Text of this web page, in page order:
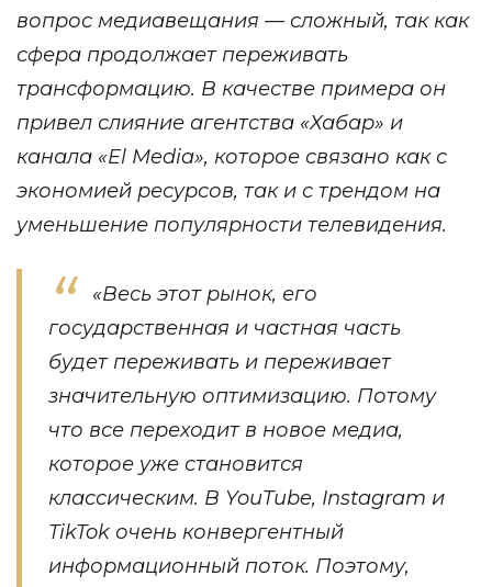
вопрос медиавещания — сложный, так как
сфера продолжает переживать
трансформацию. В качестве примера он
привел слияние агентства «Хабар» и
канала «El Media», которое связано как с
экономией ресурсов, так и с трендом на
уменьшение популярности телевидения.
«Весь этот рынок, его
государственная и частная часть
будет переживать и переживает
значительную оптимизацию. Потому
что все переходит в новое медиа,
которое уже становится
классическим. В YouTube, Instagram и
TikTok очень конвергентный
информационный поток. Поэтому,